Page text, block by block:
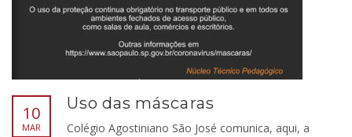
10
MAR
Uso das máscaras
Colégio Agostiniano São José comunica, aqui, a